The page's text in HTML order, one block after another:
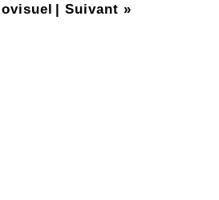
| Suivant »